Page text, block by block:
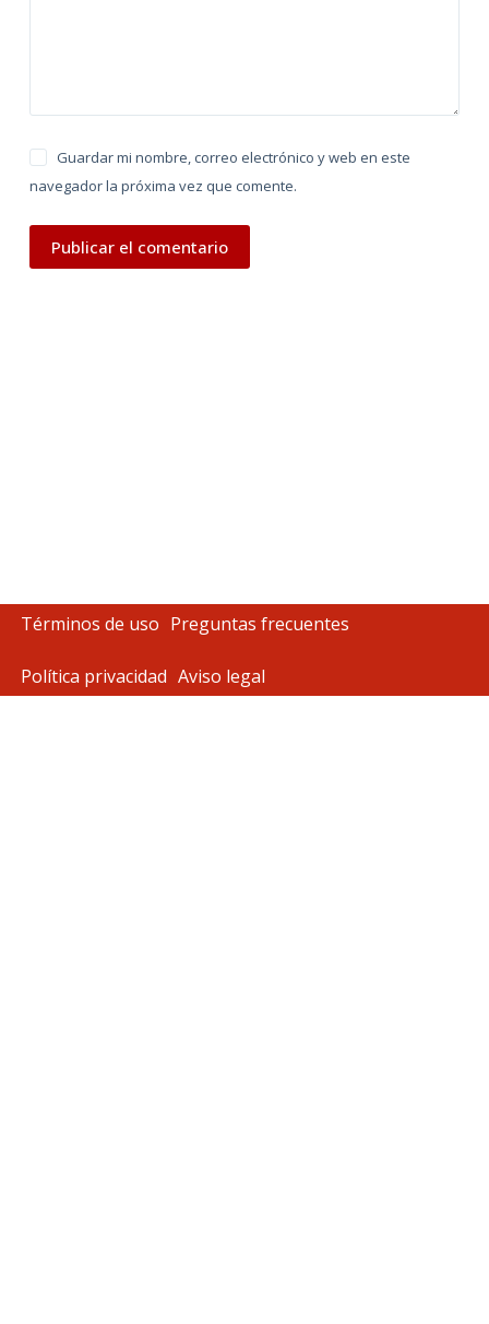
Guardar mi nombre, correo electrónico y web en este
navegador la próxima vez que comente.
Publicar el comentario
Términos de uso Preguntas frecuentes
Política privacidad Aviso legal